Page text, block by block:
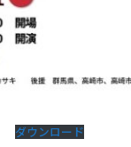
ダウンロード